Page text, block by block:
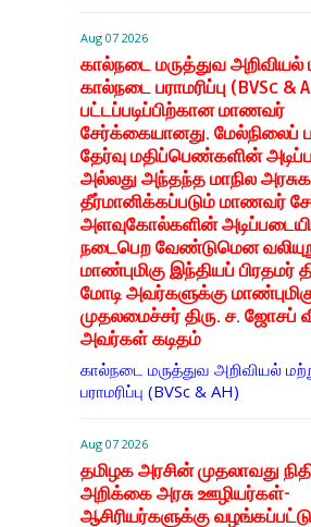
Aug 07 2026
கால்நடை மருத்துவ அறிவியல்
கால்நடை பராமரிப்பு (BVSc &
பட்டப்படிப்பிற்கான மாணவர்
சேர்க்கையானது. மேல்நிலைப்
தேர்வு மதிப்பெண்களின்
அல்லது அந்தந்த மாநில
தீர்மானிக்கப்படும் மாணவர்
அளவுகோல்களின்
நடைபெற வேண்டுமென
மாண்புமிகு இந்தியப் பிரதமர்
மோடி அவர்களுக்கு
முதலமைச்சர் திரு. ச. ஜோசப்
அவர்கள் கடிதம்
கால்நடை மருத்துவ அறிவியல்
பராமரிப்பு (BVSc & AH)
Aug 07 2026
தமிழக அரசின் முதலாவது
அறிக்கை அரசு ஊழியர்கள்-
ஆசிரியர்களுக்கு